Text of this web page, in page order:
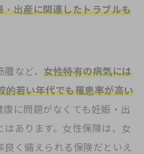
・出産に関連したトラブルも
など、 女性特有の病気には
若い年代でも罹患率が高い
に問題がなくても妊娠・出
あります。女性保険は、女
く備えられる保険だといえ